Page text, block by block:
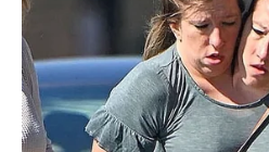
TV Couples Who Would
Too Weird